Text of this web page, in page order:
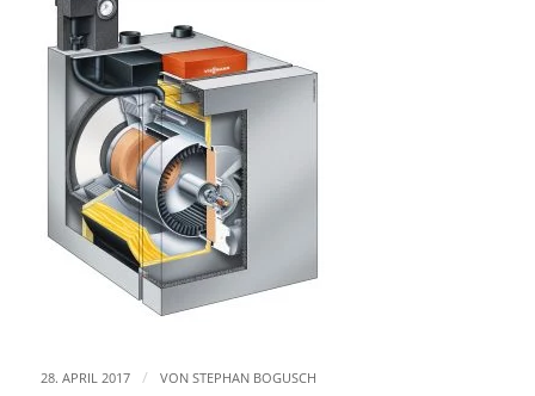
28. APRIL 2017 / VON STEPHAN BOGUSCH